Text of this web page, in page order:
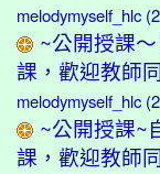
melodymyself_hlc
~公開授課
課，歡迎教師
melodymyself_hlc
~公開授課~
課，歡迎教師